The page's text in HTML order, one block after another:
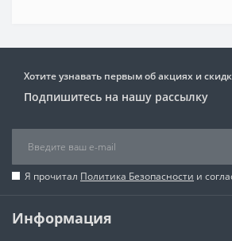
Хотите узнавать первым об акциях и
Подпишитесь на нашу рассылку
Я прочитал Политика Безопасности и
Информация